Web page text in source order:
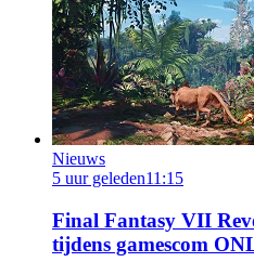
Nieuws
5 uur geleden11:15
Final Fantasy VII
tijdens gamescom